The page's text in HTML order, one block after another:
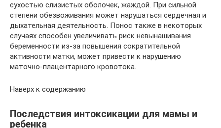
сухостью слизистых оболочек, жаждой. При сильной
степени обезвоживания может нарушаться сердечная и
дыхательная деятельность. Понос также в некоторых
случаях способен увеличивать риск невынашивания
беременности из-за повышения сократительной
активности матки, может привести к нарушению
маточно-плацентарного кровотока.
Наверх к содержанию
Последствия интоксикации для мамы и
ребенка